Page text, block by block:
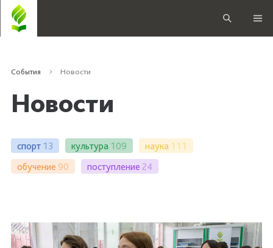
События Новости
Новости
спорт 13 культура 109 наука 111
обучение 90 поступление 24